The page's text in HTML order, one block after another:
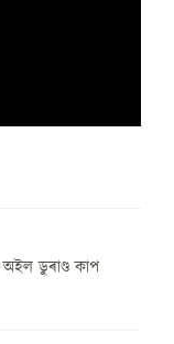
অইল ডুৰাণ্ড কাপ